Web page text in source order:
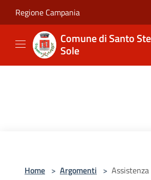
Regione Campania
Comune di Santo
Sole
Home > Argomenti >